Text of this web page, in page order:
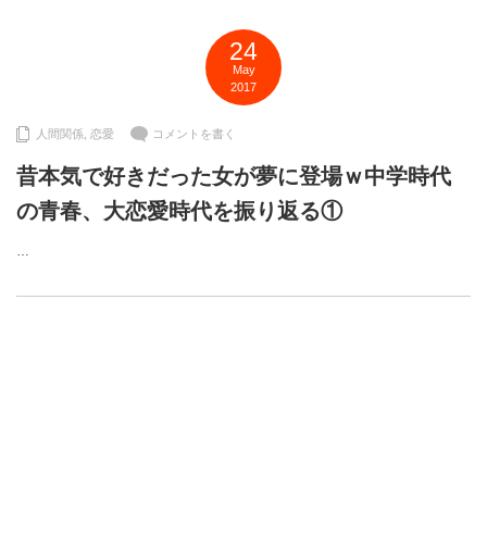
24
May
2017
人間関係 恋愛 コメントを書く
昔本気で好きだった女が夢に登場ｗ中学時代
の青春、大恋愛時代を振り返る①
…